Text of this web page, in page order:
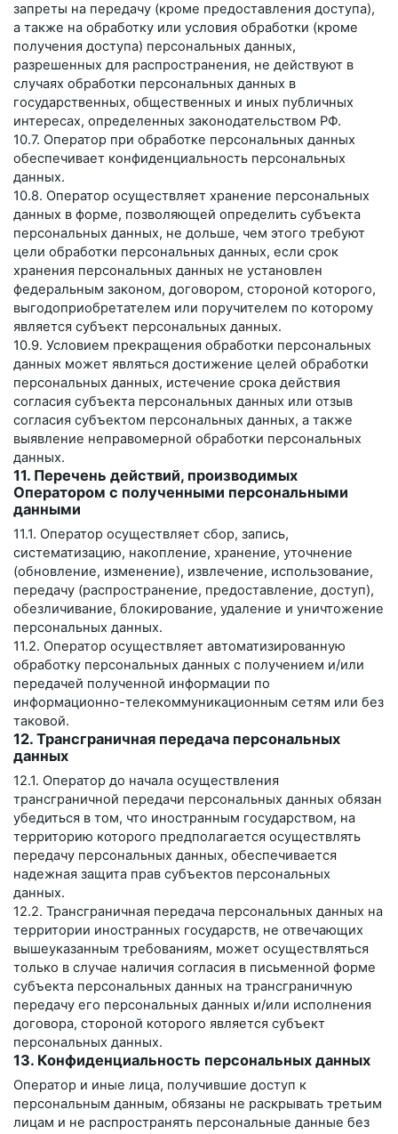
запреты на передачу (кроме предоставления доступа),
а также на обработку или условия обработки (кроме
получения доступа) персональных данных,
разрешенных для распространения, не действуют в
случаях обработки персональных данных в
государственных, общественных и иных публичных
интересах, определенных законодательством РФ.
10.7. Оператор при обработке персональных данных
обеспечивает конфиденциальность персональных
данных.
10.8. Оператор осуществляет хранение персональных
данных в форме, позволяющей определить субъекта
персональных данных, не дольше, чем этого требуют
цели обработки персональных данных, если срок
хранения персональных данных не установлен
федеральным законом, договором, стороной которого,
выгодоприобретателем или поручителем по которому
является субъект персональных данных.
10.9. Условием прекращения обработки персональных
данных может являться достижение целей обработки
персональных данных, истечение срока действия
согласия субъекта персональных данных или отзыв
согласия субъектом персональных данных, а также
выявление неправомерной обработки персональных
данных.
11. Перечень действий, производимых
Оператором с полученными персональными
данными
11.1. Оператор осуществляет сбор, запись,
систематизацию, накопление, хранение, уточнение
(обновление, изменение), извлечение, использование,
передачу (распространение, предоставление, доступ),
обезличивание, блокирование, удаление и уничтожение
персональных данных.
11.2. Оператор осуществляет автоматизированную
обработку персональных данных с получением и/или
передачей полученной информации по
информационно-телекоммуникационным сетям или без
таковой.
12. Трансграничная передача персональных
данных
12.1. Оператор до начала осуществления
трансграничной передачи персональных данных обязан
убедиться в том, что иностранным государством, на
территорию которого предполагается осуществлять
передачу персональных данных, обеспечивается
надежная защита прав субъектов персональных
данных.
12.2. Трансграничная передача персональных данных на
территории иностранных государств, не отвечающих
вышеуказанным требованиям, может осуществляться
только в случае наличия согласия в письменной форме
субъекта персональных данных на трансграничную
передачу его персональных данных и/или исполнения
договора, стороной которого является субъект
персональных данных.
13. Конфиденциальность персональных данных
Оператор и иные лица, получившие доступ к
персональным данным, обязаны не раскрывать третьим
лицам и не распространять персональные данные без